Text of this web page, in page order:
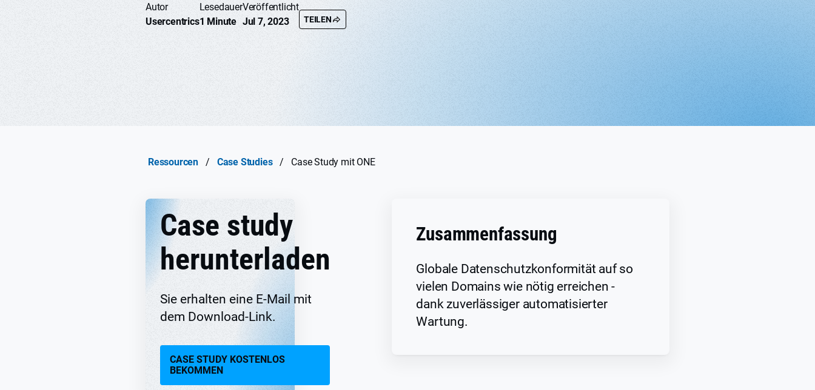
Autor
Usercentrics
Lesedauer
1 Minute
Veröffentlicht
Jul 7, 2023
TEILEN
Ressourcen / Case Studies / Case Study mit ONE
Case study
herunterladen
Sie erhalten eine E-Mail mit
dem Download-Link.
CASE STUDY KOSTENLOS
BEKOMMEN
Zusammenfassung
Globale Datenschutzkonformität auf so
vielen Domains wie nötig erreichen -
dank zuverlässiger automatisierter
Wartung.